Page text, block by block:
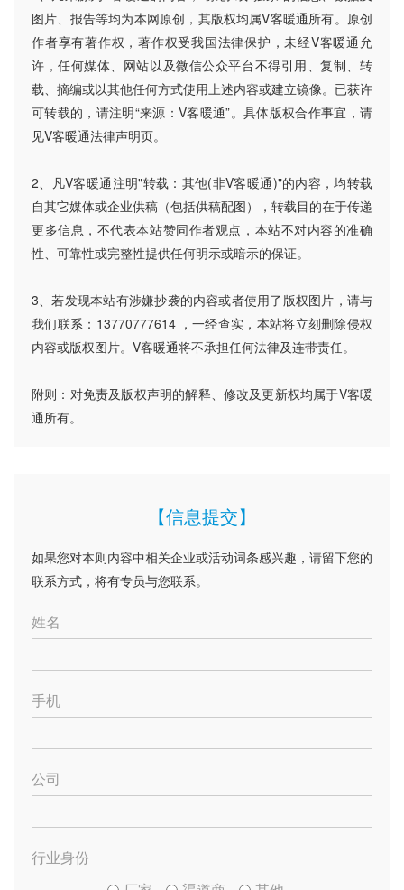
图片、报告等均为本网原创，其版权均属V客暖通所有。原创
作者享有著作权，著作权受我国法律保护，未经V客暖通允
许，任何媒体、网站以及微信公众平台不得引用、复制、转
载、摘编或以其他任何方式使用上述内容或建立镜像。已获许
可转载的，请注明“来源：V客暖通”。具体版权合作事宜，请
见V客暖通法律声明页。
2、凡V客暖通注明"转载：其他(非V客暖通)"的内容，均转载
自其它媒体或企业供稿（包括供稿配图），转载目的在于传递
更多信息，不代表本站赞同作者观点，本站不对内容的准确
性、可靠性或完整性提供任何明示或暗示的保证。
3、若发现本站有涉嫌抄袭的内容或者使用了版权图片，请与
我们联系：13770777614 ，一经查实，本站将立刻删除侵权
内容或版权图片。V客暖通将不承担任何法律及连带责任。
附则：对免责及版权声明的解释、修改及更新权均属于V客暖
通所有。